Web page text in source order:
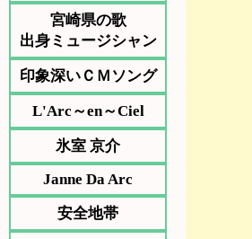
宮崎県の歌
出身ミュージシャン
印象深いＣＭソング
L'Arc～en～Ciel
氷室 京介
Janne Da Arc
安全地帯